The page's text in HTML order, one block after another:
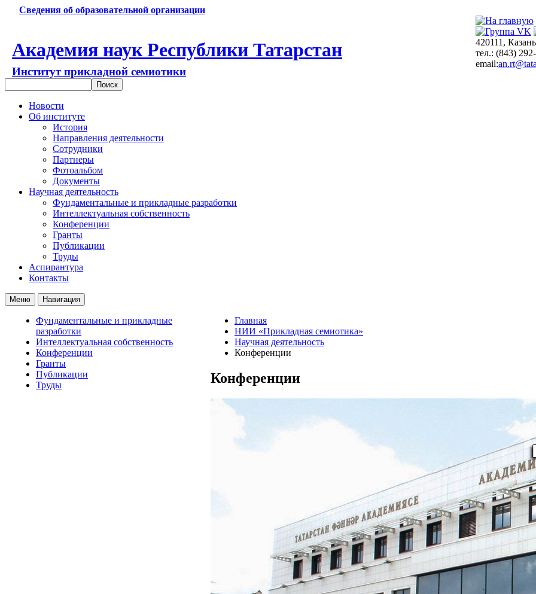
Сведения об образовательной организации
Академия наук Республики Татарстан
Институт прикладной семиотики
420111,
тел.: (843)
email:
Новости
Об институте
История
Направления деятельности
Сотрудники
Партнеры
Фотоальбом
Документы
Научная деятельность
Фундаментальные и прикладные разработки
Интеллектуальная собственность
Конференции
Гранты
Публикации
Труды
Аспирантура
Контакты
Меню Навигация
Фундаментальные и прикладные
разработки
Интеллектуальная собственность
Конференции
Гранты
Публикации
Труды
Главная
НИИ «Прикладная семиотика»
Научная деятельность
Конференции
Конференции